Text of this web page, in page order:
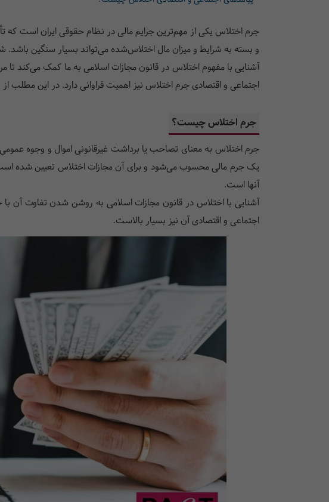
جرم اختلاس یکی از مهم‌ترین جرایم مالی در نظام حقوقی ایران است که
و بسته به شرایط و میزان مال اختلاس‌شده می‌تواند بسیار سنگین باشد.
آشنایی با مفهوم اختلاس در قانون مجازات اسلامی به ما کمک می‌کند تا
اجتماعی و اقتصادی جرم اختلاس نیز اهمیت فراوانی دارد. در این مطلب
جرم اختلاس چیست؟
جرم اختلاس به معنای تصاحب یا برداشت غیرقانونی اموال و وجوه
یک جرم مالی محسوب می‌شود و برای آن مجازات اختلاس تعیین شده
آنها است.
آشنایی با اختلاس در قانون مجازات اسلامی به روشن شدن تفاوت آن
اجتماعی و اقتصادی آن نیز بسیار بالاست.